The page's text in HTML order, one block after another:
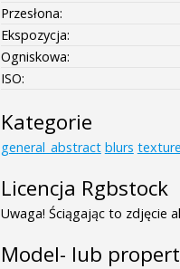
Przesłona:
Ekspozycja:
Ogniskowa:
ISO:
Kategorie
general_abstract blurs
Licencja Rgbstock
Uwaga! Ściągając to zdjęcie
Model- lub